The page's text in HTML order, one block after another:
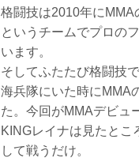
格闘技は2010年に
というチームでプロの
います。
そしてふたたび格闘技
海兵隊にいた時にMMA
た。今回がMMAデビュ
KINGレイナは見たとこ
して戦うだけ。